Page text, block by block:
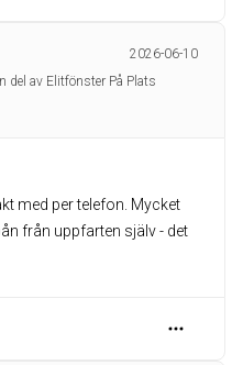
2026-06-10
del av Elitfönster På Plats
med per telefon. Mycket
från uppfarten själv - det